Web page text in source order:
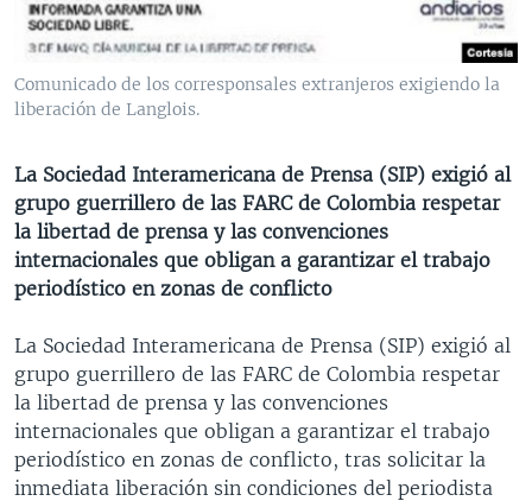
VENEZUELA
NICARAGUA
ECONOMÍA
TECNOLOGÍA
CIENCIA Y SALUD
MULTIMEDIA
FOTOGRAFÍA
EL MUNDO AL DÍA
LAS CLAVES
PANORAMA
RADIO
AUDIONOTICIAS
BUENOS DÍAS AMÉRICA
ESTADOS UNIDOS AL DÍA
FORO [RADIO]
DEPORTIVO INTERNACIONAL
NOTA ECONÓMICA
ENTRETENIMIENTO
DOCUMENTALES DE LA VOA
Learning English
Idiomas
Comunicado de los corresponsales extranjeros exigiendo la
liberación de Langlois.
La Sociedad Interamericana de Prensa (SIP) exigió al
grupo guerrillero de las FARC de Colombia respetar
la libertad de prensa y las convenciones
internacionales que obligan a garantizar el trabajo
periodístico en zonas de conflicto
La Sociedad Interamericana de Prensa (SIP) exigió al
grupo guerrillero de las FARC de Colombia respetar
la libertad de prensa y las convenciones
internacionales que obligan a garantizar el trabajo
periodístico en zonas de conflicto, tras solicitar la
inmediata liberación sin condiciones del periodista